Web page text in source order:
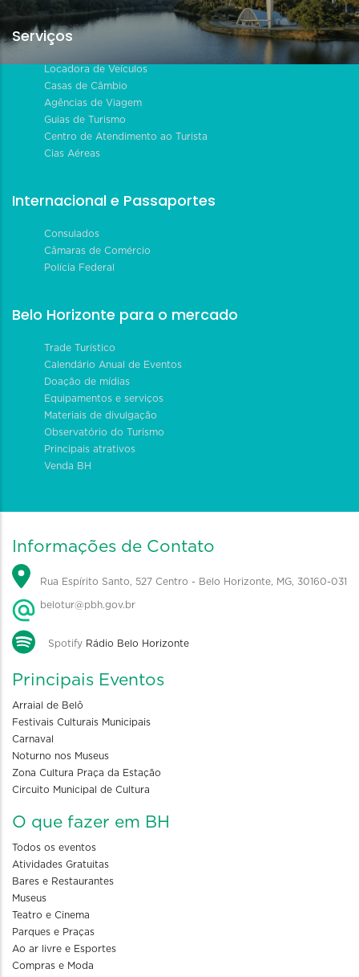
Serviços
Locadora de Veículos
Casas de Câmbio
Agências de Viagem
Guias de Turismo
Centro de Atendimento ao Turista
Cias Aéreas
Internacional e Passaportes
Consulados
Câmaras de Comércio
Polícia Federal
Belo Horizonte para o mercado
Trade Turístico
Calendário Anual de Eventos
Doação de mídias
Equipamentos e serviços
Materiais de divulgação
Observatório do Turismo
Principais atrativos
Venda BH
Informações de Contato
Rua Espírito Santo, 527 Centro - Belo Horizonte, MG, 30160-031
belotur@pbh.gov.br
Spotify Rádio Belo Horizonte
Principais Eventos
Arraial de Belô
Festivais Culturais Municipais
Carnaval
Noturno nos Museus
Zona Cultura Praça da Estação
Circuito Municipal de Cultura
O que fazer em BH
Todos os eventos
Atividades Gratuitas
Bares e Restaurantes
Museus
Teatro e Cinema
Parques e Praças
Ao ar livre e Esportes
Compras e Moda